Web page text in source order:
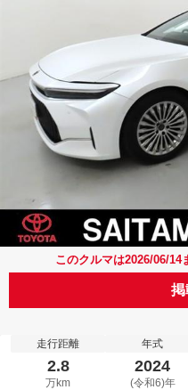
このクルマは2026/06/14
掲
走行距離
2.8
万km
年式
2024
(令和6)年